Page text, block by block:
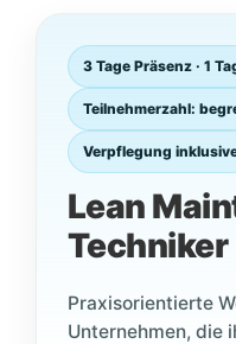
3 Tage Präsenz · 1
Teilnehmerzahl:
Verpflegung
Lean
Techniker
Praxisorientierte
Unternehmen, die